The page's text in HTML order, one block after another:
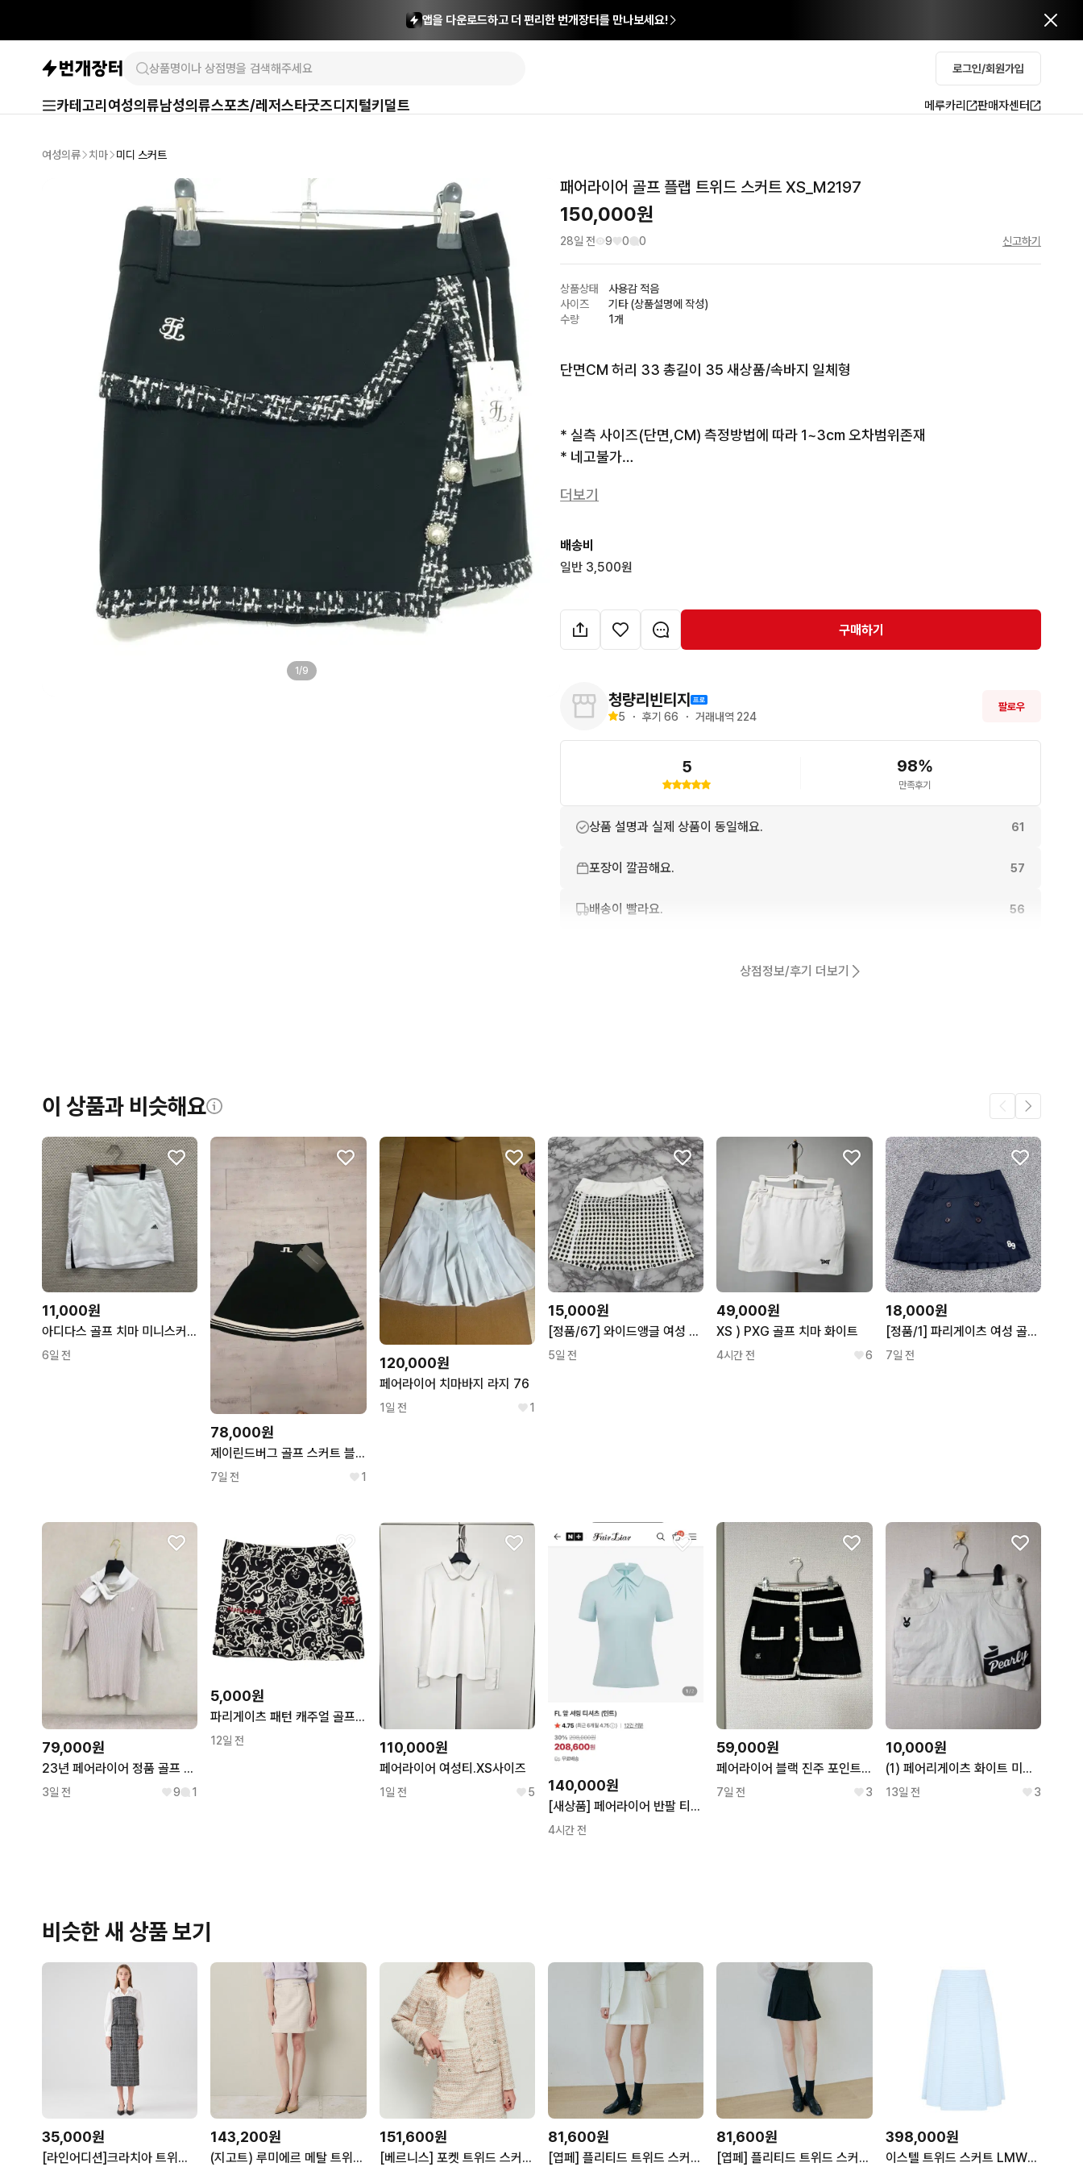
앱을 다운로드하고 더 편리한 번개장터를 만나보세요!
로그인/회원가입
카테고리 여성의류남성의류스포츠/레저스타굿즈디지털키덜트 메루카리 판매자센터
여성의류 치마 미디 스커트
1/9
패어라이어 골프 플랩 트위드 스커트 XS_M2197
150,000원
28일 전 9 0 0 신고하기
상품상태
사용감 적음
사이즈
기타 (상품설명에 작성)
수량
1개
단면CM 허리 33 총길이 35 새상품/속바지 일체형
* 실측 사이즈(단면,CM) 측정방법에 따라 1~3cm 오차범위존재
* 네고불가
다.
* 증고 특성상 이염및 데미지가 존재할수 있습니다.
* 중고 상품으로 교환,반품,환불 불가하오니 신중히 구매 부탁드립니다.
더보기
배송비
일반 3,500원
구매하기
청량리빈티지
5 ・ 후기 66 ・ 거래내역 224
팔로우
5 98%
만족후기
상품 설명과 실제 상품이 동일해요. 61
포장이 깔끔해요. 57
배송이 빨라요. 56
상점정보/후기 더보기
이 상품과 비슷해요
11,000원
아디다스 골프 치마 미니스커트 XS D02955
6일 전
78,000원
제이린드버그 골프 스커트 블랙 니트 라인 XS
7일 전 1
120,000원
페어라이어 치마바지 라지 76
1일 전 1
15,000원
[정품/67] 와이드앵글 여성 골프 도트 스커트
5일 전
49,000원
XS ) PXG 골프 치마 화이트
4시간 전 6
18,000원
[정품/1] 파리게이츠 여성 골프 스커트
7일 전
79,000원
23년 페어라이어 정품 골프 스카프넥 골찌 니트 반팔티셔츠 베이지
3일 전 9 1
5,000원
파리게이츠 패턴 캐주얼 골프 스커트 0
12일 전 110,000원
페어라이어 여성티.XS사이즈
1일 전 5 140,000원
[새상품] 페어라이어 반팔 티셔츠 S
4시간 전
59,000원
페어라이어 블랙 진주 포인트 골프 치마 바지
7일 전 3
10,000원
(1) 페어리게이츠 화이트 미니 여성골프 스커트
13일 전 3
비슷한 새 상품 보기
35,000원
[라인어디션]크라치아 트위드 스커트 NGSKOI8900
143,200원
(지고트) 루미에르 메탈 트위드 스커트 JR4A0SK441
151,600원
[베르니스] 포켓 트위드 스커트 BE23M2FRK6271
81,600원
[엽페] 플리티드 트위드 스커트 아이보리
81,600원
[엽페] 플리티드 트위드 스커트 블랙
398,000원
이스텔 트위드 스커트 LMWSKQE420